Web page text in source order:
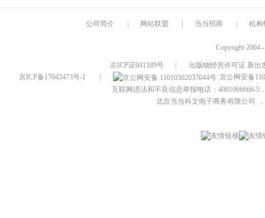
公司简介 网站联盟 当当招商 机构
Copyright 2004
京ICP证041189号
出版物经营许可证 新出
京ICP备17043473号-1
京公网安备
互联网违法和不良信息举报电话：4001066666-5
北京当当科文电子商务有限公司